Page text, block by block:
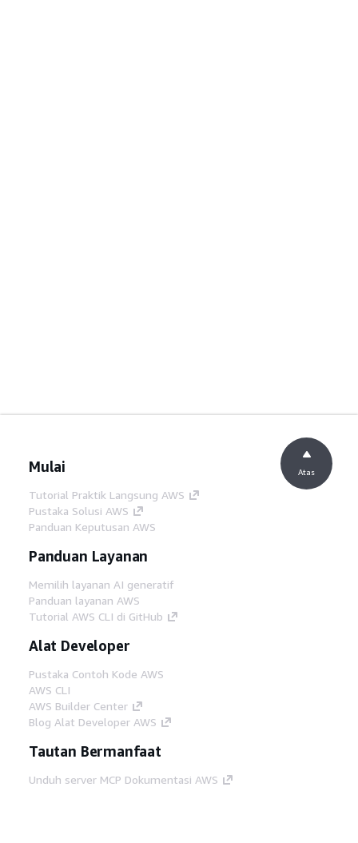
Mulai
Tutorial Praktik Langsung AWS
Pustaka Solusi AWS
Panduan Keputusan AWS
Panduan Layanan
Memilih layanan AI generatif
Panduan layanan AWS
Tutorial AWS CLI di GitHub
Alat Developer
Pustaka Contoh Kode AWS
AWS CLI
AWS Builder Center
Blog Alat Developer AWS
Tautan Bermanfaat
Unduh server MCP Dokumentasi AWS
Atas